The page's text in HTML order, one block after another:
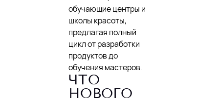
обучающие центры и
школы красоты,
предлагая полный
цикл от разработки
продуктов до
обучения мастеров.
ЧТО
НОВОГО